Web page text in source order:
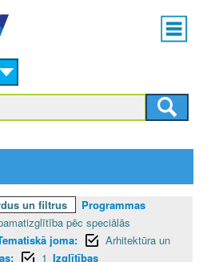
Main
menu
un filtrus
Programmas
pēc speciālās
joma:
Arhitektūra un
1 Izglītības